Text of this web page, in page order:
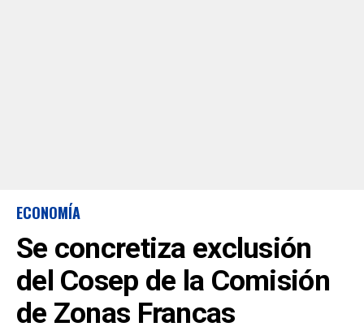
ECONOMÍA
Se concretiza exclusión
del Cosep de la Comisión
de Zonas Francas